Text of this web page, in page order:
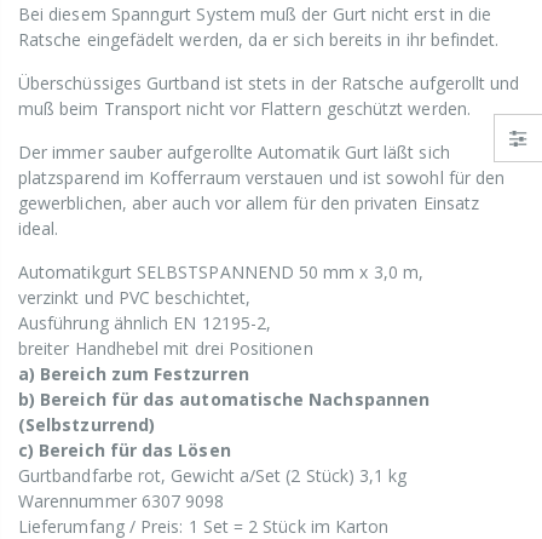
Bei diesem Spanngurt System muß der Gurt nicht erst in die
Ratsche eingefädelt werden, da er sich bereits in ihr befindet.
Überschüssiges Gurtband ist stets in der Ratsche aufgerollt und
muß beim Transport nicht vor Flattern geschützt werden.
Der immer sauber aufgerollte Automatik Gurt läßt sich
platzsparend im Kofferraum verstauen und ist sowohl für den
gewerblichen, aber auch vor allem für den privaten Einsatz
ideal.
Automatikgurt SELBSTSPANNEND 50 mm x 3,0 m,
verzinkt und PVC beschichtet,
Ausführung ähnlich EN 12195-2,
breiter Handhebel mit drei Positionen
a) Bereich zum Festzurren
b) Bereich für das automatische Nachspannen
(Selbstzurrend)
c) Bereich für das Lösen
Gurtbandfarbe rot, Gewicht a/Set (2 Stück) 3,1 kg
Warennummer 6307 9098
Lieferumfang / Preis: 1 Set = 2 Stück im Karton